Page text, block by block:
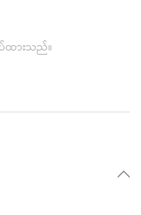
ပ်ထားသည်။